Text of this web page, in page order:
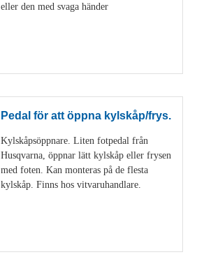
eller den med svaga händer
Pedal för att öppna kylskåp/frys.
Kylskåpsöppnare. Liten fotpedal från
Husqvarna, öppnar lätt kylskåp eller frysen
med foten. Kan monteras på de flesta
kylskåp. Finns hos vitvaruhandlare.